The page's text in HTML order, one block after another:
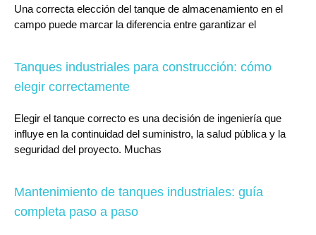
Una correcta elección del tanque de almacenamiento en el
campo puede marcar la diferencia entre garantizar el
Tanques industriales para construcción: cómo
elegir correctamente
Elegir el tanque correcto es una decisión de ingeniería que
influye en la continuidad del suministro, la salud pública y la
seguridad del proyecto. Muchas
Mantenimiento de tanques industriales: guía
completa paso a paso